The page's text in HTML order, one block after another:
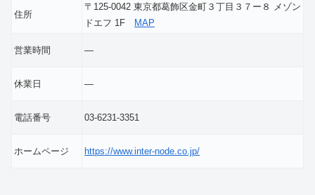
住所
〒125-0042 東京都葛飾区金町３丁目３７ー８ メゾン
ドエフ 1F
MAP
営業時間 ―
休業日 ―
電話番号 03-6231-3351
ホームページ https://www.inter-node.co.jp/